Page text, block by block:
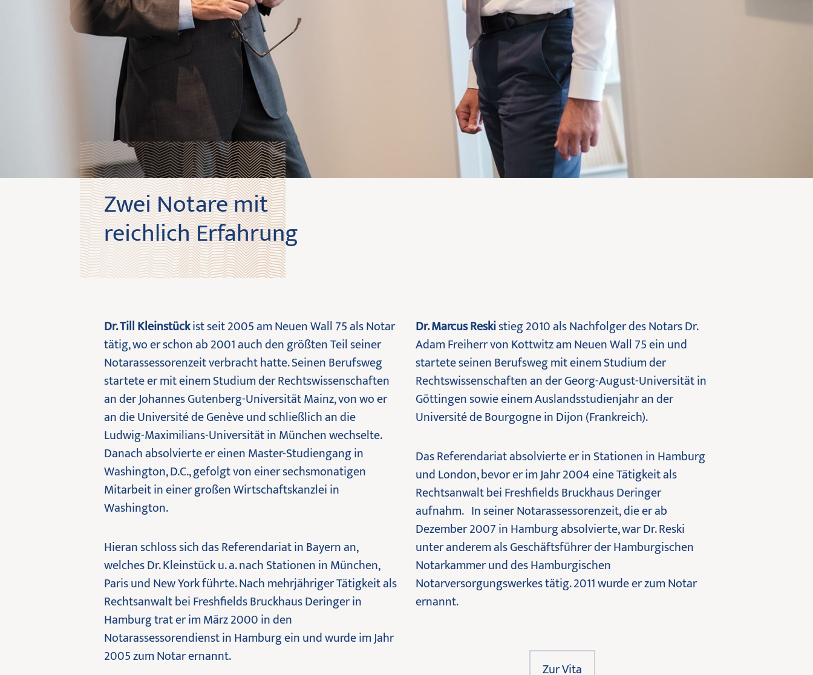
Zwei Notare mit
reichlich Erfahrung
Dr. Till Kleinstückist seit 2005 am Neuen Wall 75 als Notar
tätig, wo er schon ab 2001 auch den größten Teil seiner
Notarassessorenzeit verbracht hatte. Seinen Berufsweg
startete er mit einem Studium der Rechtswissenschaften
an der Johannes Gutenberg-Universität Mainz, von wo er
an die Université de Genève und schließlich an die
Ludwig-Maximilians-Universität in München wechselte.
Danach absolvierte er einen Master-Studiengang in
Washington, D.C., gefolgt von einer sechsmonatigen
Mitarbeit in einer großen Wirtschaftskanzlei in
Washington.
Hieran schloss sich das Referendariat in Bayern an,
welches Dr. Kleinstück u. a. nach Stationen in München,
Paris und New York führte. Nach mehrjähriger Tätigkeit als
Rechtsanwalt bei Freshfields Bruckhaus Deringer in
Hamburg trat er im März 2000 in den
Notarassessorendienst in Hamburg ein und wurde im Jahr
2005 zum Notar ernannt.
Dr. Marcus Reskistieg 2010 als Nachfolger des Notars Dr.
Adam Freiherr von Kottwitz am Neuen Wall 75 ein und
startete seinen Berufsweg mit einem Studium der
Rechtswissenschaften an der Georg-August-Universität in
Göttingen sowie einem Auslandsstudienjahr an der
Université de Bourgogne in Dijon (Frankreich).
Das Referendariat absolvierte er in Stationen in Hamburg
und London, bevor er im Jahr 2004 eine Tätigkeit als
Rechtsanwalt bei Freshfields Bruckhaus Deringer
aufnahm. In seiner Notarassessorenzeit, die er ab
Dezember 2007 in Hamburg absolvierte, war Dr. Reski
unter anderem als Geschäftsführer der Hamburgischen
Notarkammer und des Hamburgischen
Notarversorgungswerkes tätig. 2011 wurde er zum Notar
ernannt.
Zur Vita